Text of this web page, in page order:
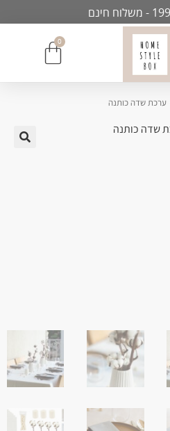
0
ערכת שדה כותנה